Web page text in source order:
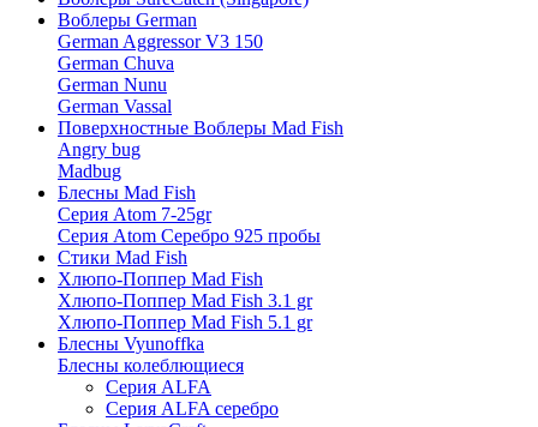
Воблеры German
German Aggressor V3 150
German Chuva
German Nunu
German Vassal
Поверхностные Воблеры Mad Fish
Angry bug
Madbug
Блесны Mad Fish
Серия Atom 7-25gr
Серия Atom Серебро 925 пробы
Стики Mad Fish
Хлюпо-Поппер Mad Fish
Хлюпо-Поппер Mad Fish 3.1 gr
Хлюпо-Поппер Mad Fish 5.1 gr
Блесны Vyunoffka
Блесны колеблющиеся
Серия ALFA
Серия ALFA серебро